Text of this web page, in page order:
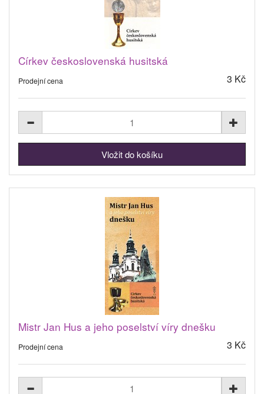
Církev československá husitská
Prodejní cena 3 Kč
Mistr Jan Hus a jeho poselství víry dnešku
Prodejní cena 3 Kč